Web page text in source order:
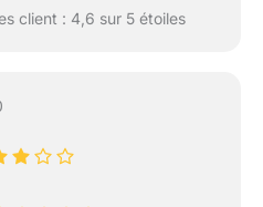
client : 4,6 sur 5 étoiles